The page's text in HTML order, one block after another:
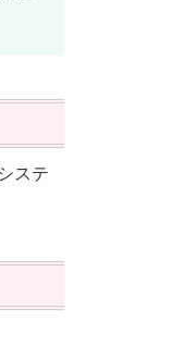
ステ